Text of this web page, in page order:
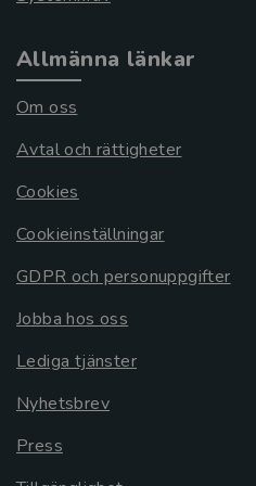
Allmänna länkar
Om oss
Avtal och rättigheter
Cookies
Cookieinställningar
GDPR och personuppgifter
Jobba hos oss
Lediga tjänster
Nyhetsbrev
Press